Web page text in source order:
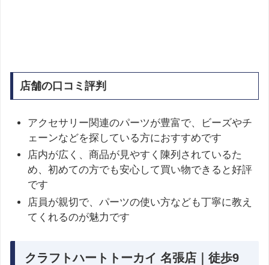
店舗の口コミ評判
アクセサリー関連のパーツが豊富で、ビーズやチ
ェーンなどを探している方におすすめです
店内が広く、商品が見やすく陳列されているた
め、初めての方でも安心して買い物できると好評
です
店員が親切で、パーツの使い方なども丁寧に教え
てくれるのが魅力です
クラフトハートトーカイ 名張店｜徒歩9